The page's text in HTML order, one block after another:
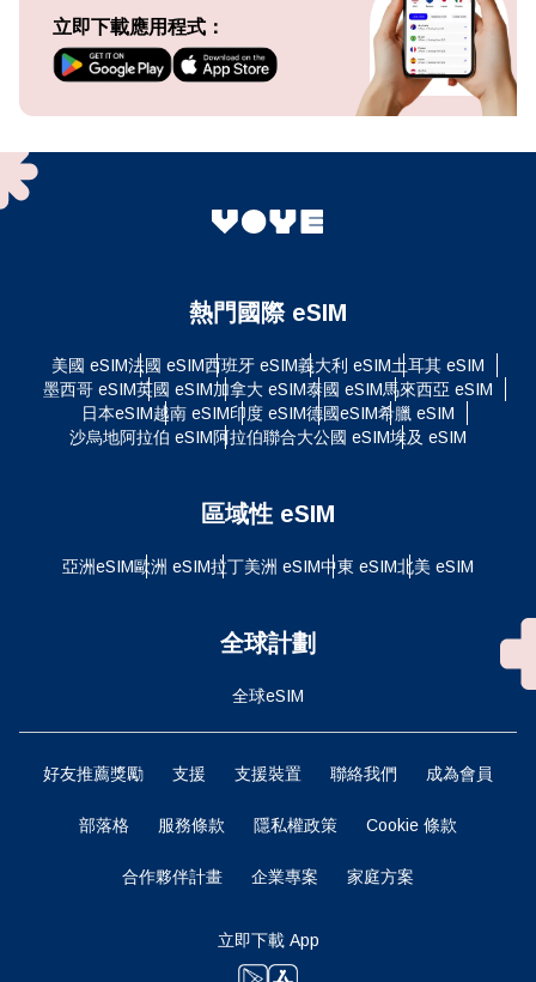
立即下載應用程式：
熱門國際 eSIM
美國 eSIM法國 eSIM西班牙 eSIM義大利 eSIM土耳其 eSIM
墨西哥 eSIM英國 eSIM加拿大 eSIM泰國 eSIM馬來西亞 eSIM
日本eSIM越南 eSIM印度 eSIM德國eSIM希臘 eSIM
沙烏地阿拉伯 eSIM阿拉伯聯合大公國 eSIM埃及 eSIM
區域性 eSIM
亞洲eSIM歐洲 eSIM拉丁美洲 eSIM中東 eSIM北美 eSIM
全球計劃
全球eSIM
好友推薦獎勵 支援 支援裝置 聯絡我們 成為會員
部落格 服務條款 隱私權政策 Cookie 條款
合作夥伴計畫 企業專案 家庭方案
立即下載 App